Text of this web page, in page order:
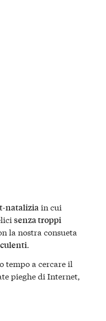
nataliziain cui
senza troppi
la nostra consueta
.
tempo a cercare il
pieghe di Internet,